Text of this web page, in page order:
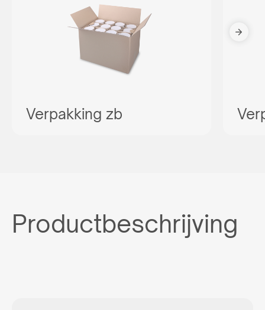
Verpakking zb
Productbeschrijving